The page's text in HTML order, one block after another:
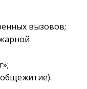
вызовов;